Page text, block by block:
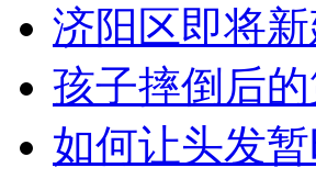
济阳区即将
孩子摔倒后
如何让头发